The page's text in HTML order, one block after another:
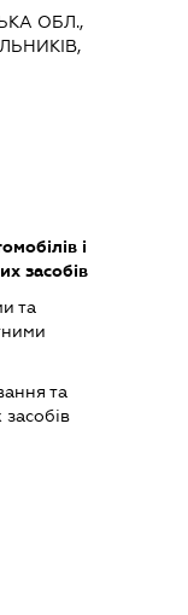
ОБЛ.,
і
засобів
та
та